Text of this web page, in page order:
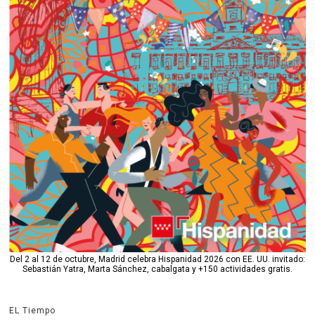
Del 2 al 12 de octubre, Madrid celebra Hispanidad 2026 con EE. UU. invitado:
Sebastián Yatra, Marta Sánchez, cabalgata y +150 actividades gratis.
EL Tiempo